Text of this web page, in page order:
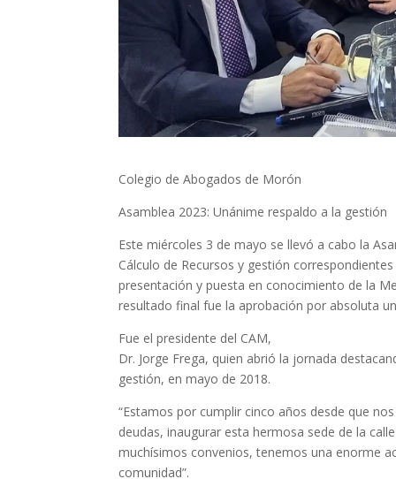
Colegio de Abogados de Morón
Asamblea 2023: Unánime respaldo a la gestión
Este miércoles 3 de mayo se llevó a cabo la
Cálculo de Recursos y gestión
presentación y puesta en conocimiento de la
resultado final fue la aprobación por absoluta
Fue el presidente del CAM,
Dr. Jorge Frega, quien abrió la jornada
gestión, en mayo de 2018.
“Estamos por cumplir cinco años desde que
deudas, inaugurar esta hermosa sede de la
muchísimos convenios, tenemos una enorme
comunidad”.